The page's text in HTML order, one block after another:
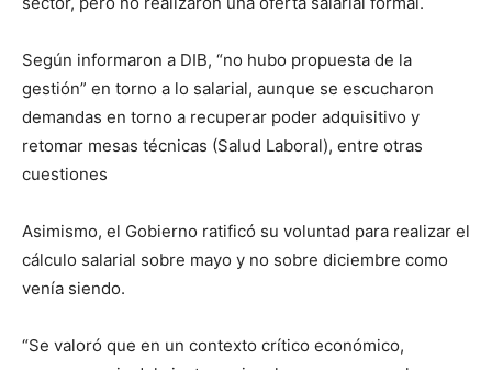
Según informaron a DIB, “no hubo propuesta de la
gestión” en torno a lo salarial, aunque se escucharon
demandas en torno a recuperar poder adquisitivo y
retomar mesas técnicas (Salud Laboral), entre otras
cuestiones
Asimismo, el Gobierno ratificó su voluntad para realizar el
cálculo salarial sobre mayo y no sobre diciembre como
venía siendo.
“Se valoró que en un contexto crítico económico,